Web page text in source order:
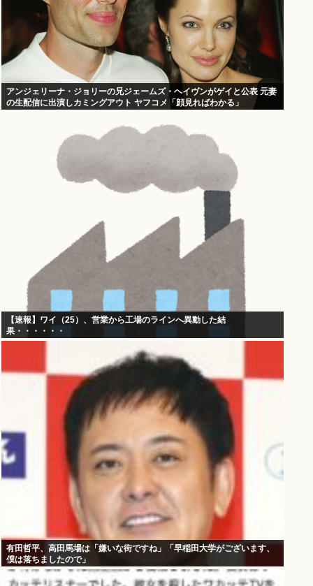
アンジェリーナ・ジョリーの兄ジェームズ・ヘイヴンがゲイと公表 元妻
の生配信に出演しカミングアウト ヤフコメ「顔見ればわかる」
【速報】ワイ（25）、営業から工場のラインへ異動した結
果・・・・・・
有田哲平、高田馬場は「嫌いな街ですね」「早稲田大学がございます、
僕は落ちましたので」